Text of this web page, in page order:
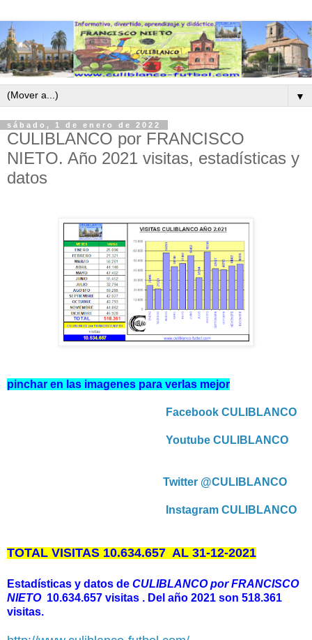
▼
sábado, 1 de enero de 2022
CULIBLANCO por FRANCISCO
NIETO. Año 2021 visitas, estadísticas y
datos
pinchar en las imagenes para verlas mejor
Facebook CULIBLANCO
Youtube CULIBLANCO
Twitter @CULIBLANCO
Instagram CULIBLANCO
TOTAL VISITAS 10.634.657 AL 31-12-2021
Estadísticas y datos de CULIBLANCO por FRANCISCO
NIETO10.634.657 visitas . Del año 2021 son 518.361
visitas.